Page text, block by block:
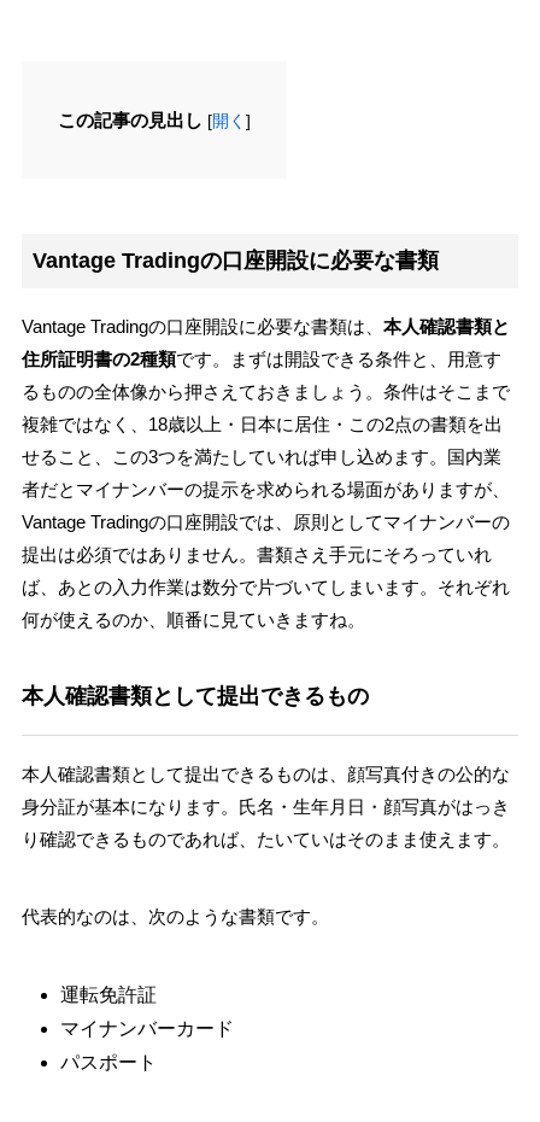
この記事の見出し [開く ]
Vantage Tradingの口座開設に必要な書類
Vantage Tradingの口座開設に必要な書類は、 本人確認書類と
住所証明書の2種類です。まずは開設できる条件と、用意す
るものの全体像から押さえておきましょう。条件はそこまで
複雑ではなく、18歳以上・日本に居住・この2点の書類を出
せること、この3つを満たしていれば申し込めます。国内業
者だとマイナンバーの提示を求められる場面がありますが、
Vantage Tradingの口座開設では、原則としてマイナンバーの
提出は必須ではありません。書類さえ手元にそろっていれ
ば、あとの入力作業は数分で片づいてしまいます。それぞれ
何が使えるのか、順番に見ていきますね。
本人確認書類として提出できるもの
本人確認書類として提出できるものは、顔写真付きの公的な
身分証が基本になります。氏名・生年月日・顔写真がはっき
り確認できるものであれば、たいていはそのまま使えます。
代表的なのは、次のような書類です。
運転免許証
マイナンバーカード
パスポート